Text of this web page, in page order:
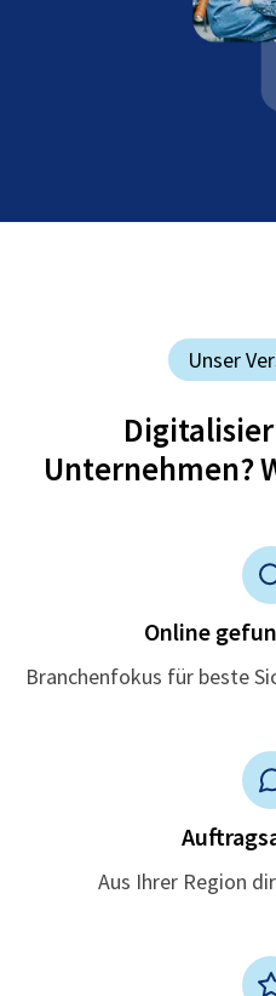
Unser
Unternehmen?
Online
Branchenfokus für beste
Aus Ihrer Region